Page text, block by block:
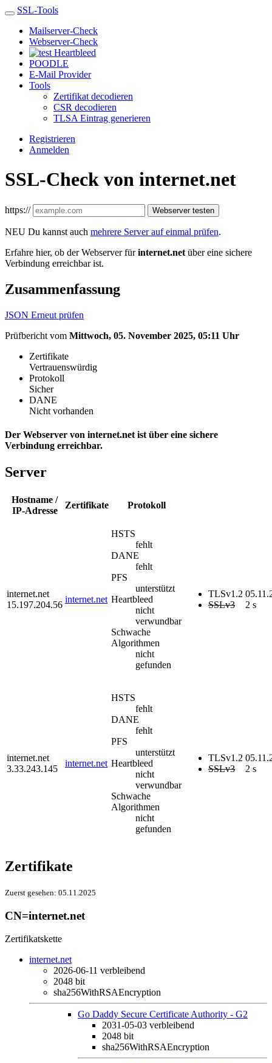
SSL-Tools
Mailserver-Check
Webserver-Check
Heartbleed
POODLE
E-Mail Provider
Tools
Zertifikat decodieren
CSR decodieren
TLSA Eintrag generieren
Registrieren
Anmelden
SSL-Check von internet.net
https:// Webserver testen
NEU Du kannst auch mehrere Server auf einmal prüfen.
Erfahre hier, ob der Webserver fürinternet.net über eine sichere
Verbindung erreichbar ist.
Zusammenfassung
JSON Erneut prüfen
Prüfbericht vom Mittwoch, 05. November 2025, 05:11 Uhr
Zertifikate
Vertrauenswürdig
Protokoll
Sicher
DANE
Nicht vorhanden
Der Webserver von internet.net ist über eine sichere
Verbindung erreichbar.
Server
Hostname /
IP-Adresse
Zertifikate Protokoll
internet.net
15.197.204.56
internet.net
HSTS
fehlt
DANE
fehlt
PFS
unterstützt
Heartbleed
nicht
verwundbar
Schwache
Algorithmen
nicht
gefunden
TLSv1.2
SSLv3
2 s
internet.net
3.33.243.145
internet.net
HSTS
fehlt
DANE
fehlt
PFS
unterstützt
Heartbleed
nicht
verwundbar
Schwache
Algorithmen
nicht
gefunden
TLSv1.2
SSLv3
2 s
Zertifikate
Zuerst gesehen: 05.11.2025
CN=internet.net
Zertifikatskette
internet.net
2026-06-11 verbleibend
2048 bit
sha256WithRSAEncryption
Go Daddy Secure Certificate Authority - G2
2031-05-03 verbleibend
2048 bit
sha256WithRSAEncryption